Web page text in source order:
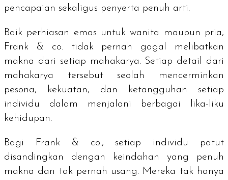
pencapaian sekaligus penyerta penuh arti.
Baik perhiasan emas untuk wanita maupun pria,
Frank & co. tidak pernah gagal melibatkan
makna dari setiap mahakarya. Setiap detail dari
mahakarya tersebut seolah mencerminkan
pesona, kekuatan, dan ketangguhan setiap
individu dalam menjalani berbagai lika-liku
kehidupan.
Bagi Frank & co., setiap individu patut
disandingkan dengan keindahan yang penuh
makna dan tak pernah usang. Mereka tak hanya